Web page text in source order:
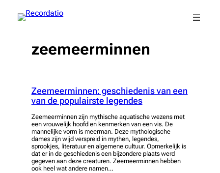
naar
zeemeerminnen
Zeemeerminnen: geschiedenis van een
van de populairste legendes
Zeemeerminnen zijn mythische aquatische wezens met
een vrouwelijk hoofd en kenmerken van een vis. De
mannelijke vorm is meerman. Deze mythologische
dames zijn wijd verspreid in mythen, legendes,
sprookjes, literatuur en algemene cultuur. Opmerkelijk is
dat er in de geschiedenis een bijzondere plaats werd
gegeven aan deze creaturen. Zeemeerminnen hebben
ook heel wat andere namen…